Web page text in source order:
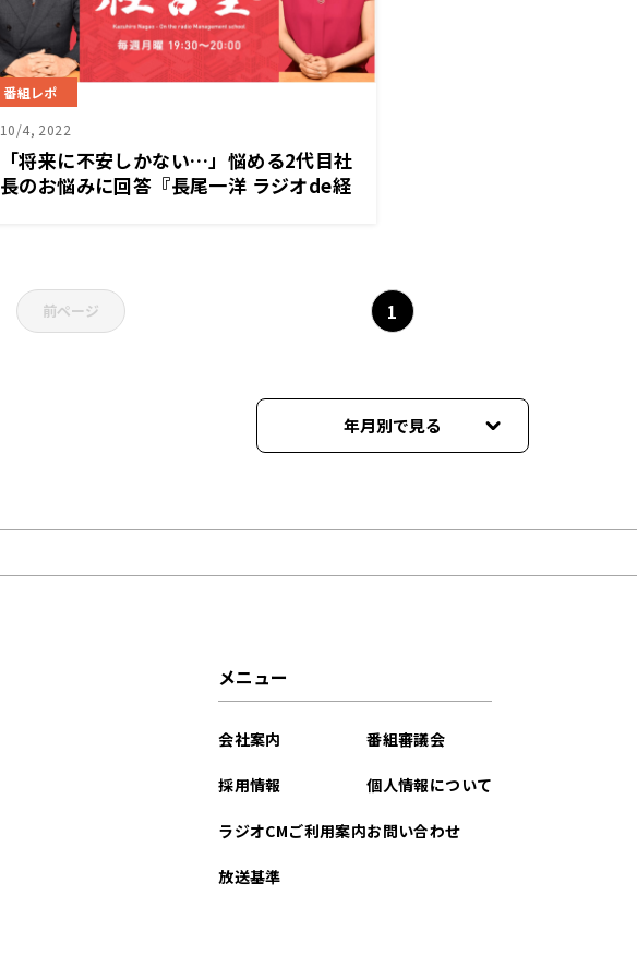
番組レポ
10/4, 2022
「将来に不安しかない…」悩める2代目社
長のお悩みに回答『長尾一洋 ラジオde経
前ページ 1
年月別で見る
メニュー
会社案内
採用情報
ラジオCMご利用案内
放送基準
番組審議会
個人情報について
お問い合わせ